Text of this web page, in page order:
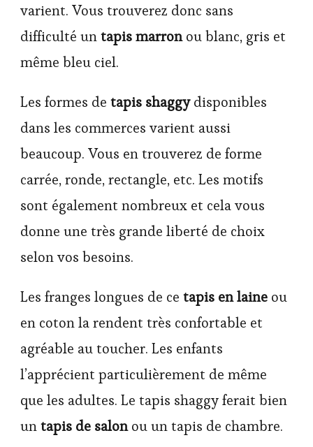
varient. Vous trouverez donc sans
difficulté untapis marronou blanc, gris et
même bleu ciel.
Les formes de tapis shaggydisponibles
dans les commerces varient aussi
beaucoup. Vous en trouverez de forme
carrée, ronde, rectangle, etc. Les motifs
sont également nombreux et cela vous
donne une très grande liberté de choix
selon vos besoins.
Les franges longues de ce tapis en laine ou
en coton la rendent très confortable et
agréable au toucher. Les enfants
l’apprécient particulièrement de même
que les adultes. Le tapis shaggy ferait bien
untapis de salonou un tapis de chambre.